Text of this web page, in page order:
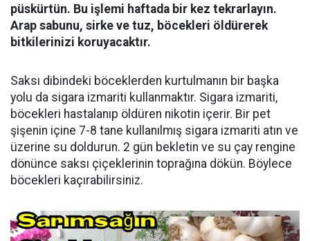
püskürtün. Bu işlemi haftada bir kez tekrarlayın.
Arap sabunu, sirke ve tuz, böcekleri öldürerek
bitkilerinizi koruyacaktır.
Saksı dibindeki böceklerden kurtulmanın bir başka
yolu da sigara izmariti kullanmaktır. Sigara izmariti,
böcekleri hastalanıp öldüren nikotin içerir. Bir pet
şişenin içine 7-8 tane kullanılmış sigara izmariti atın ve
üzerine su doldurun. 2 gün bekletin ve su çay rengine
dönünce saksı çiçeklerinin toprağına dökün. Böylece
böcekleri kaçırabilirsiniz.